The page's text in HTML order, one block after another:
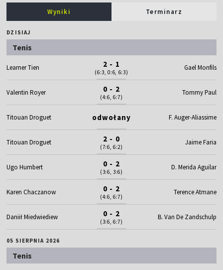
Wyniki Terminarz
DZISIAJ
Tenis
Learner Tien 2 - 1
(6:3, 0:6, 6:3)
Gael Monfils
Valentin Royer 0 - 2
(4:6, 6:7)
Tommy Paul
Titouan Droguet odwołany F. Auger-Aliassime
Titouan Droguet 2 - 0
(7:6, 6:2)
Jaime Faria
Ugo Humbert 0 - 2
(3:6, 3:6)
D. Merida Aguilar
Karen Chaczanow 0 - 2
(4:6, 6:7)
Terence Atmane
Daniił Miedwiediew 0 - 2
(3:6, 6:7)
B. Van De Zandschulp
05 SIERPNIA 2026
Tenis